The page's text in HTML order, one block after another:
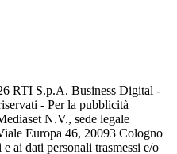
RTI S.p.A. Business Digital -
- Per la pubblicità
N.V., sede legale
Europa 46, 20093 Cologno
ai dati personali trasmessi e/o